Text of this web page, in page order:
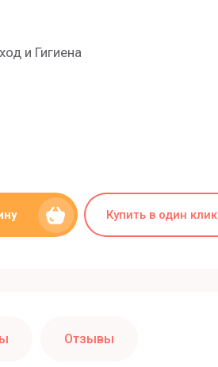
и Гигиена
Купить в один клик
Отзывы